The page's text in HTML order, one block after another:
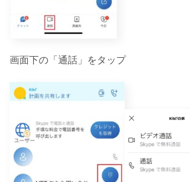
画面下の「通話」をタップ